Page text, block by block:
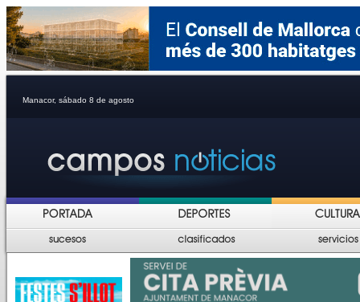
Manacor, sábado 8 de agosto